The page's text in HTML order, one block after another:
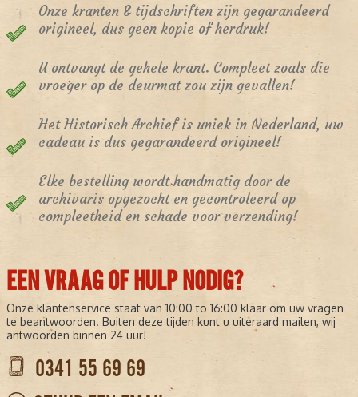
Onze kranten & tijdschriften zijn gegarandeerd
origineel, dus geen kopie of herdruk!
U ontvangt de gehele krant. Compleet zoals die
vroeger op de deurmat zou zijn gevallen!
Het Historisch Archief is uniek in Nederland, uw
cadeau is dus gegarandeerd origineel!
Elke bestelling wordt handmatig door de
archivaris opgezocht en gecontroleerd op
compleetheid en schade voor verzending!
EEN VRAAG OF HULP NODIG?
Onze klantenservice staat van 10:00 to 16:00 klaar om uw vragen
te beantwoorden. Buiten deze tijden kunt u uiteraard mailen, wij
antwoorden binnen 24 uur!
0341 55 69 69